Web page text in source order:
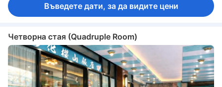
Въведете дати, за да видите цени
Четворна стая (Quadruple Room)